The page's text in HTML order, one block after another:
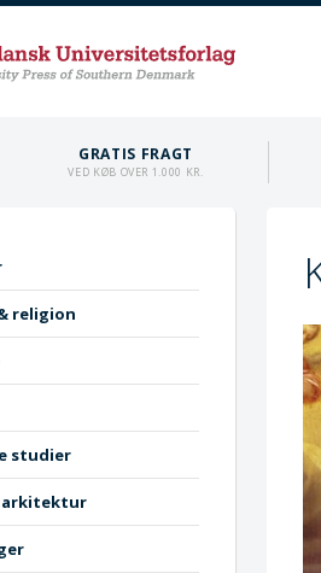
GRATIS FRAGT
VED KØB OVER 1.000 KR.
religion
studier
arkitektur